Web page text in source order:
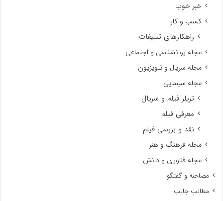
خبر خوب
کسب و کار
راهکارهای تبلیغات
مجله روانشناسی و اجتماعی
مجله سریال و تلویزیون
مجله سینمایی
تریلر فیلم و سریال
معرفی فیلم
نقد و بررسی فیلم
مجله فرهنگ و هنر
مجله فناوری و دانش
مصاحبه و گفتگو
مطالب جالب